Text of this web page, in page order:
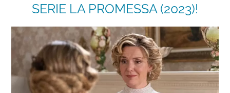
SERIE LA PROMESSA (2023)!